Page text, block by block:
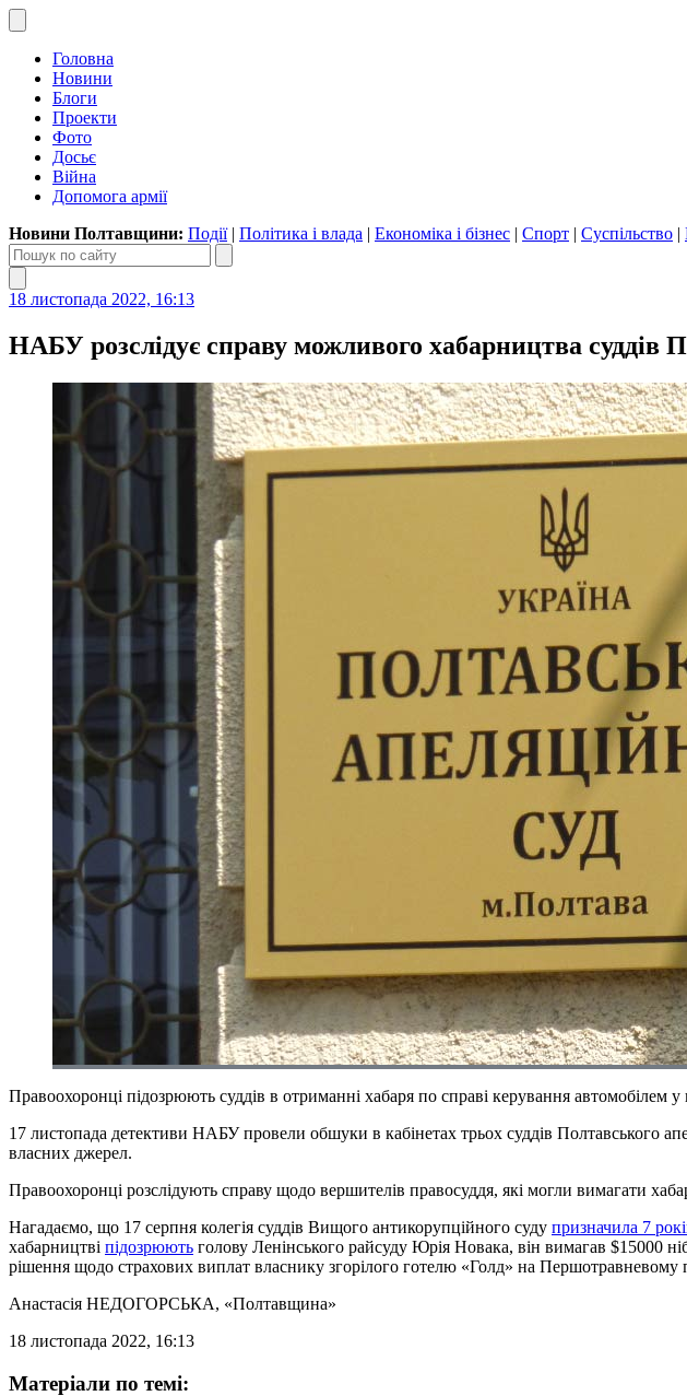
Головна
Новини
Блоги
Проекти
Фото
Досьє
Війна
Допомога армії
Новини Полтавщини: Події| Політика і влада | Економіка і бізнес | Спорт | Суспільство |
18 листопада 2022, 16:13
НАБУ розслідує справу можливого хабарництва суддів
Правоохоронці підозрюють суддів в отриманні хабаря по справі керування автомобілем у
17 листопада детективи НАБУ провели обшуки в кабінетах трьох суддів Полтавського
власних джерел.
Правоохоронці розслідують справу щодо вершителів правосуддя, які могли вимагати
Нагадаємо, що 17 серпня колегія суддів Вищого антикорупційного суду призначила 7
хабарництві підозрюють голову Ленінського райсуду Юрія Новака, він вимагав $15000
рішення щодо страхових виплат власнику згорілого готелю «Голд» на Першотравневому
Анастасія НЕДОГОРСЬКА, «Полтавщина»
18 листопада 2022, 16:13
Матеріали по темі: